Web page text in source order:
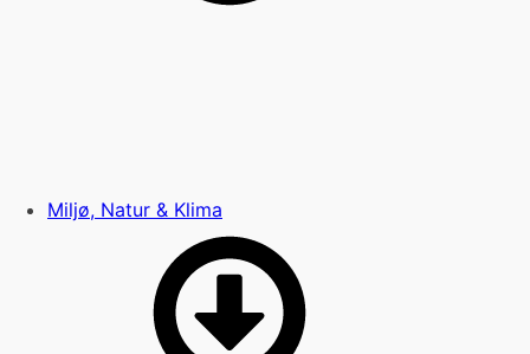
Miljø, Natur & Klima